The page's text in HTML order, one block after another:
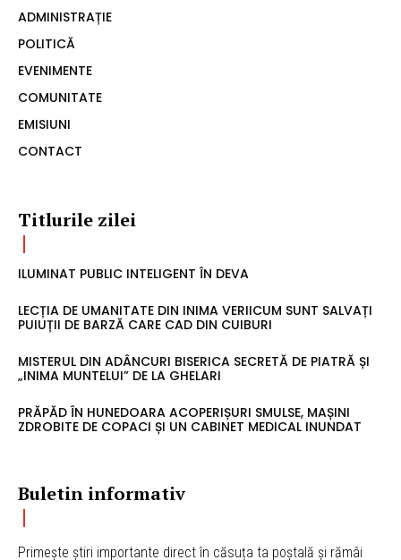
ADMINISTRAȚIE
POLITICĂ
EVENIMENTE
COMUNITATE
EMISIUNI
CONTACT
Titlurile zilei
ILUMINAT PUBLIC INTELIGENT ÎN DEVA
LECȚIA DE UMANITATE DIN INIMA VERIICUM SUNT SALVAȚI
PUIUȚII DE BARZĂ CARE CAD DIN CUIBURI
MISTERUL DIN ADÂNCURI BISERICA SECRETĂ DE PIATRĂ ȘI
„INIMA MUNTELUI” DE LA GHELARI
PRĂPĂD ÎN HUNEDOARA ACOPERIȘURI SMULSE, MAȘINI
ZDROBITE DE COPACI ȘI UN CABINET MEDICAL INUNDAT
Buletin informativ
Primește știri importante direct în căsuța ta poștală și rămâi